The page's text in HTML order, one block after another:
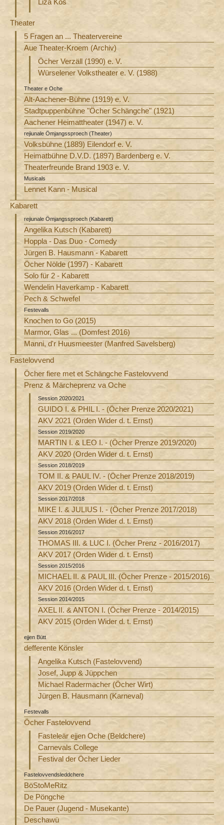
Liza Kos
Theater
5 Fragen an ... Theatervereine
Aue Theater-Kroem (Archiv)
Öcher Verzäll (1990) e. V.
Würselener Volkstheater e. V. (1988)
Theater e Oche
Alt-Aachener-Bühne (1919) e. V.
Stadtpuppenbühne "Öcher Schängche" (1921)
Aachener Heimattheater (1947) e. V.
rejiunale Ömjangssproech (Theater)
Volksbühne (1889) Eilendorf e. V.
Heimatbühne D.V.D. (1897) Bardenberg e. V.
Theaterfreunde Brand 1903 e. V.
Musicals
Lennet Kann - Musical
Kabarett
rejiunale Ömjangssproech (Kabarett)
Angelika Kutsch (Kabarett)
Hoppla - Das Duo - Comedy
Jürgen B. Hausmann - Kabarett
Öcher Nölde (1997) - Kabarett
Solo für 2 - Kabarett
Wendelin Haverkamp - Kabarett
Pech & Schwefel
Festevalls
Knochen to Go (2015)
Marmor, Glas ... (Domfest 2016)
Manni, d'r Huusmeester (Manfred Savelsberg)
Fastelovvend
Öcher fiere met et Schängche Fastelovvend
Prenz & Märcheprenz va Oche
Session 2020/2021
GUIDO I. & PHIL I. - (Öcher Prenze 2020/2021)
AKV 2021 (Orden Wider d. t. Ernst)
Session 2019/2020
MARTIN I. & LEO I. - (Öcher Prenze 2019/2020)
AKV 2020 (Orden Wider d. t. Ernst)
Session 2018/2019
TOM II. & PAUL IV. - (Öcher Prenze 2018/2019)
AKV 2019 (Orden Wider d. t. Ernst)
Session 2017/2018
MIKE I. & JULIUS I. - (Öcher Prenze 2017/2018)
AKV 2018 (Orden Wider d. t. Ernst)
Session 2016/2017
THOMAS III. & LUC I. (Öcher Prenz - 2016/2017)
AKV 2017 (Orden Wider d. t. Ernst)
Session 2015/2016
MICHAEL II. & PAUL III. (Öcher Prenze - 2015/2016)
AKV 2016 (Orden Wider d. t. Ernst)
Session 2014/2015
AXEL II. & ANTON I. (Öcher Prenze - 2014/2015)
AKV 2015 (Orden Wider d. t. Ernst)
ejjen Bütt
defferente Könsler
Angelika Kutsch (Fastelovvend)
Josef, Jupp & Jüppchen
Michael Radermacher (Öcher Wirt)
Jürgen B. Hausmann (Karneval)
Festevalls
Öcher Fastelovvend
Fasteleär ejjen Oche (Beldchere)
Carnevals College
Festival der Öcher Lieder
Fastelovvendsleddchere
BöStoMeRitz
De Pöngche
De Pauer (Jugend - Musekante)
Deschawü